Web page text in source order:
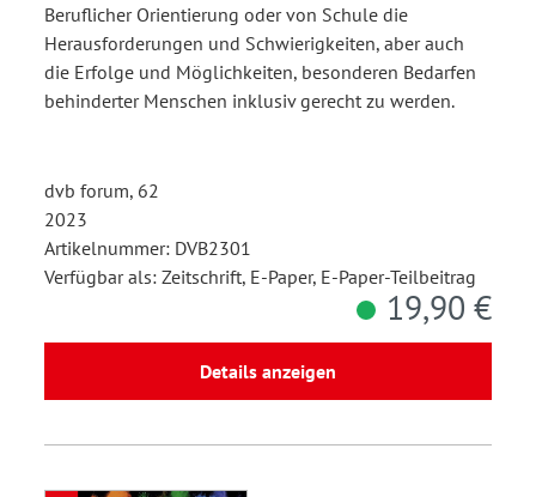
Beruflicher Orientierung oder von Schule die
Herausforderungen und Schwierigkeiten, aber auch
die Erfolge und Möglichkeiten, besonderen Bedarfen
behinderter Menschen inklusiv gerecht zu werden.
dvb forum, 62
2023
Artikelnummer: DVB2301
Verfügbar als: Zeitschrift, E-Paper, E-Paper-Teilbeitrag
19,90 €
Details anzeigen